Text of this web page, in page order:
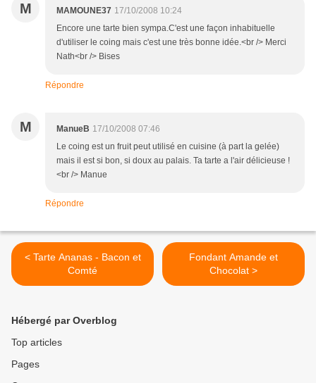
M MAMOUNE37 17/10/2008 10:24
Encore une tarte bien sympa.C'est une façon inhabituelle
d'utiliser le coing mais c'est une très bonne idée.<br /> Merci
Nath<br /> Bises
Répondre
M ManueB 17/10/2008 07:46
Le coing est un fruit peut utilisé en cuisine (à part la gelée)
mais il est si bon, si doux au palais. Ta tarte a l'air délicieuse !
<br /> Manue
Répondre
< Tarte Ananas - Bacon et
Comté
Fondant Amande et
Chocolat >
Hébergé par Overblog
Top articles
Pages